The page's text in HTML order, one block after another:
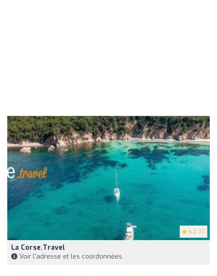
4.2 (5)
La Corse.travel
Voir l'adresse et les coordonnées